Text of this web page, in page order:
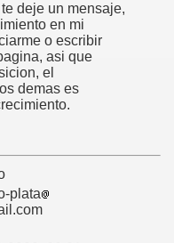
deje un mensaje,
en mi
o escribir
asi que
el
demas es
plata